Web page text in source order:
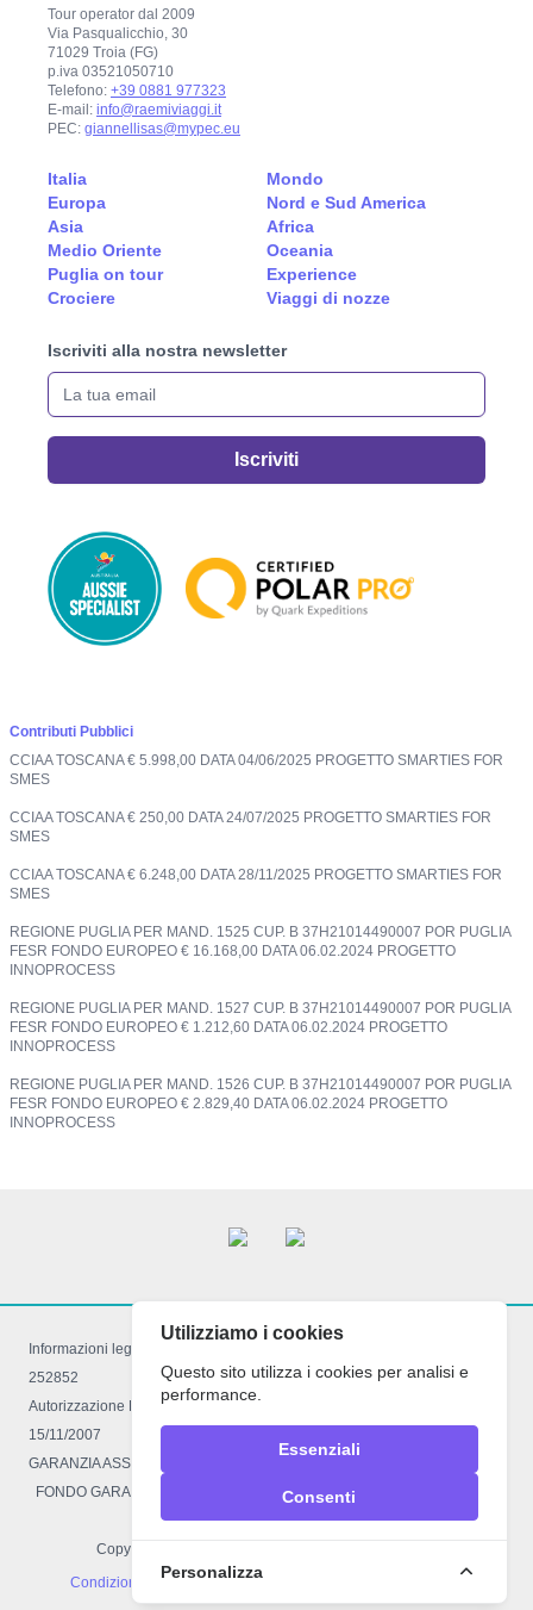
Tour operator dal 2009
Via Pasqualicchio, 30
71029 Troia (FG)
p.iva 03521050710
Telefono: +39 0881 977323
E-mail: info@raemiviaggi.it
PEC: giannellisas@mypec.eu
Italia
Mondo
Europa
Nord e Sud America
Asia
Africa
Medio Oriente
Oceania
Puglia on tour
Experience
Crociere
Viaggi di nozze
Iscriviti alla nostra newsletter
La tua email
Iscriviti
Contributi Pubblici
CCIAA TOSCANA € 5.998,00 DATA 04/06/2025 PROGETTO SMARTIES FOR
SMES
CCIAA TOSCANA € 250,00 DATA 24/07/2025 PROGETTO SMARTIES FOR
SMES
CCIAA TOSCANA € 6.248,00 DATA 28/11/2025 PROGETTO SMARTIES FOR
SMES
REGIONE PUGLIA PER MAND. 1525 CUP. B 37H21014490007 POR PUGLIA
FESR FONDO EUROPEO € 16.168,00 DATA 06.02.2024 PROGETTO
INNOPROCESS
REGIONE PUGLIA PER MAND. 1527 CUP. B 37H21014490007 POR PUGLIA
FESR FONDO EUROPEO € 1.212,60 DATA 06.02.2024 PROGETTO
INNOPROCESS
REGIONE PUGLIA PER MAND. 1526 CUP. B 37H21014490007 POR PUGLIA
FESR FONDO EUROPEO € 2.829,40 DATA 06.02.2024 PROGETTO
INNOPROCESS
Informazioni legali: Registro imprese di Foggia 03521050710 R.E.A FG –
252852
Autorizzazione Reg.le decreto 934 del 16.03.2009 con LR. 34 del
15/11/2007
GARANZIA ASSICURATIVA POLIZZA R.C 4318905 Comp. Ass. EUROP
FONDO GARANZIA VACANZE FELICI n° 2457
Copyright 2026
Condizioni Generali
| Cookie Policy
Utilizziamo i cookies
Questo sito utilizza i cookies per analisi e
performance.
Essenziali
Consenti
Personalizza